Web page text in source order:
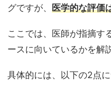
グですが、 医学的な評価
ここでは、医師が指摘す
ースに向いているかを解
具体的には、以下の2点